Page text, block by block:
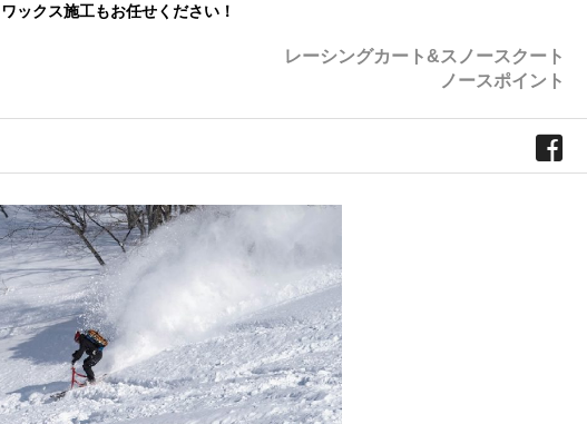
ックス施工もお任せください！
レーシングカート&スノースクート
ノースポイント